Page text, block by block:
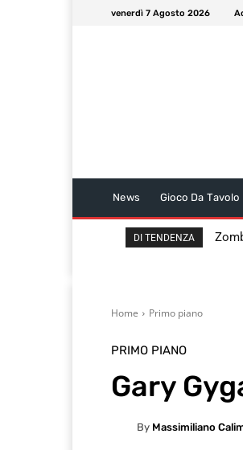
venerdì 7 Agosto 2026
News Gioco Da Tavolo
DI TENDENZA
Home Primo piano
PRIMO PIANO
Gary
By Massimiliano